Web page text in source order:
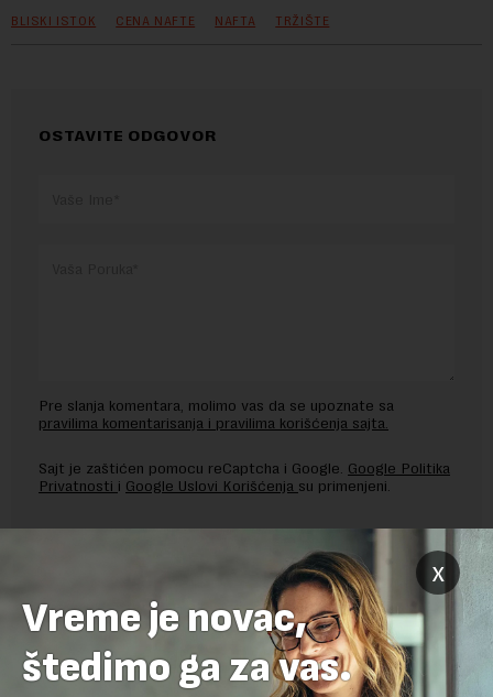
BLISKI ISTOK CENA NAFTE NAFTA TRŽIŠTE
OSTAVITE ODGOVOR
Pre slanja komentara, molimo vas da se upoznate sa
pravilima komentarisanja i pravilima korišćenja sajta.
Sajt je zaštićen pomocu reCaptcha i Google. Google Politika
Privatnosti i Google Uslovi Korišćenja su primenjeni.
x
Vreme je novac,
štedimo ga za vas.